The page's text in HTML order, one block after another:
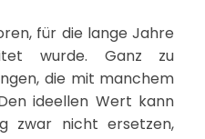
für die lange Jahre
wurde. Ganz zu
die mit manchem
ideellen Wert kann
zwar nicht ersetzen,